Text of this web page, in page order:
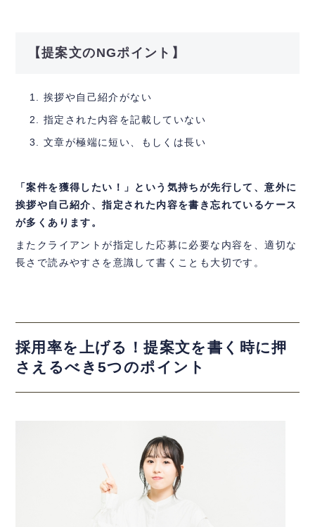
【提案文のNGポイント】
挨拶や自己紹介がない
指定された内容を記載していない
文章が極端に短い、もしくは長い
「案件を獲得したい！」という気持ちが先行して、意外に
挨拶や自己紹介、指定された内容を書き忘れているケース
が多くあります。
またクライアントが指定した応募に必要な内容を、適切な
長さで読みやすさを意識して書くことも大切です。
採用率を上げる！提案文を書く時に押
さえるべき5つのポイント